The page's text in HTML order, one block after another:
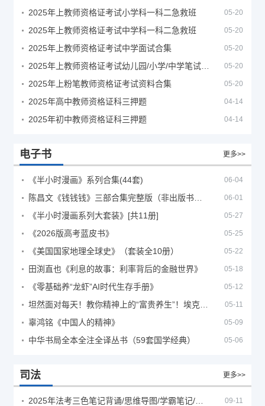
2025年上教师资格证考试小学科一科二急救班 05-20
2025年上教师资格证考试中学科一科二急救班 05-20
2025年上教师资格证考试中学面试合集 05-20
05-20
2025年上粉笔教师资格证考试资料合集 05-20
2025年高中教师资格证科三押题 04-14
2025年初中教师资格证科三押题 04-14
电子书 更多>>
《半小时漫画》系列合集(44套) 06-04
06-01
《半小时漫画系列大套装》[共11册] 05-27
《2026版高考蓝皮书》 05-25
《美国国家地理全球史》（套装全10册） 05-22
田渕直也《利息的故事：利率背后的金融世界》 05-18
《零基础养“龙虾”AI时代生存手册》 05-12
05-11
辜鸿铭《中国人的精神》 05-09
中华书局全本全注全译丛书（59套国学经典） 05-06
司法 更多>>
09-11